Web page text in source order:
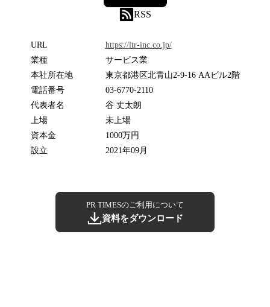
RSS
URL
https://ltr-inc.co.jp/
業種
サービス業
本社所在地
東京都港区北青山2-9-16 AAビル2階
電話番号
03-6770-2110
代表者名
谷 丈太朗
上場
未上場
資本金
1000万円
設立
2021年09月
PR TIMESのご利用について
資料をダウンロード